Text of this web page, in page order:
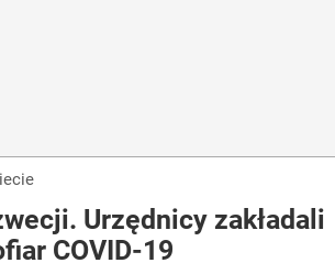
Urzędnicy zakładali
COVID-19